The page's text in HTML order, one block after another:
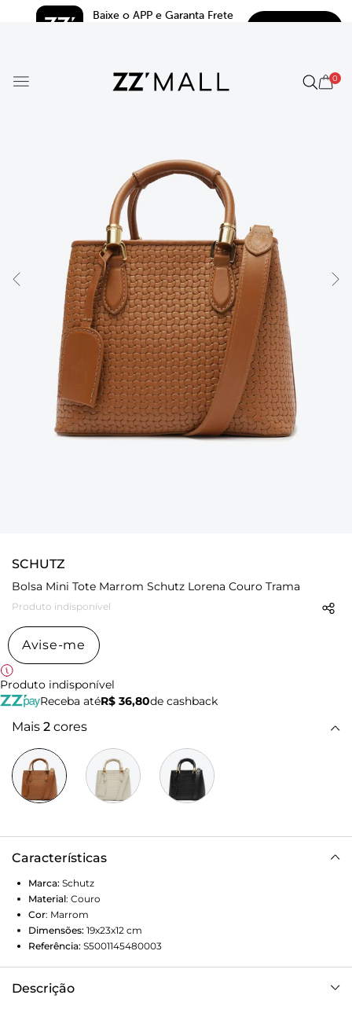
Baixe o APP e Garanta Frete
0
SCHUTZ
Bolsa Mini Tote Marrom Schutz Lorena Couro Trama
Produto indisponível
Avise-me
Produto indisponível
Receba atéR$ 36,80de cashback
Mais 2 cores
Características
Marca: Schutz
Material: Couro
Cor: Marrom
Dimensões: 19x23x12 cm
Referência: S5001145480003
Descrição